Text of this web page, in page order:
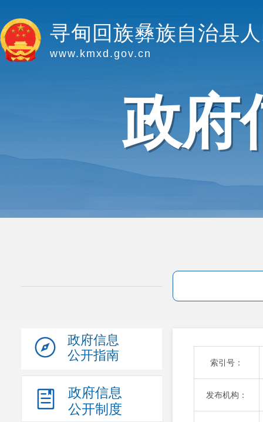
寻甸回族彝族自治县
www.kmxd.gov.cn
政府
政府信息
公开指南
政府信息
公开制度
索引号：
发布机构：